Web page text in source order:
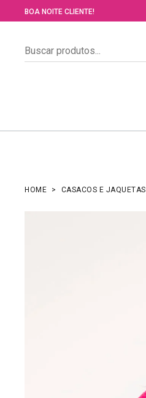
BOA NOITE CLIENTE!
HOME CASACOS E JAQUETAS